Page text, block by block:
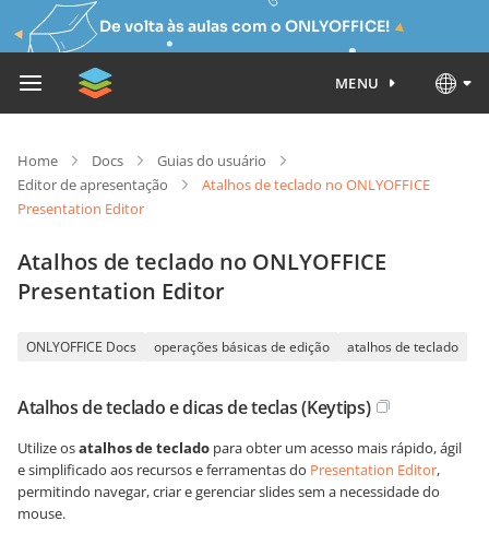
De volta às aulas com o ONLYOFFICE!
MENU
Home Docs
Guias do usuário
Editor de apresentação
Atalhos de teclado no ONLYOFFICE
Presentation Editor
Atalhos de teclado no ONLYOFFICE
Presentation Editor
ONLYOFFICE Docs operações básicas de edição atalhos de teclado
Atalhos de teclado e dicas de teclas (Keytips)
Utilize osatalhos de teclado para obter um acesso mais rápido, ágil
e simplificado aos recursos e ferramentas do Presentation Editor,
permitindo navegar, criar e gerenciar slides sem a necessidade do
mouse.